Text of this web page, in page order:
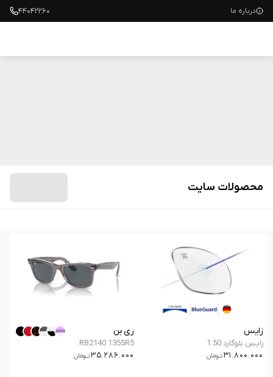
درباره ما ۴۴۰۴۲۲۶۰
محصولات سایت
زایس
زایس بلوگارد 1.50
31.800.000تــومان
ری بن
RB2140 1355R5
35.286.000تــومان